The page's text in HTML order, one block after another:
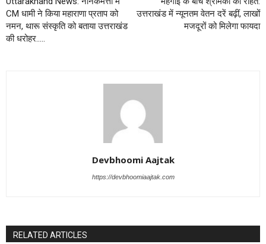
CM धामी ने किया महाराणा प्रताप को
नमन, थारू संस्कृति को बताया उत्तराखंड
की धरोहर…..
उत्तराखंड में न्यूनतम वेतन दरें बढ़ीं, लाखों
मजदूरों को मिलेगा फायदा
Devbhoomi Aajtak
https://devbhoomiaajtak.com
RELATED ARTICLES